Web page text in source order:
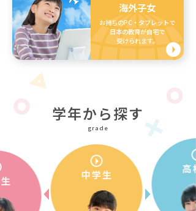
海外子女
お持ちのPC・タブレットで
日本の教育が自宅で
受けられます。
学年から探す
grade
中学生 高